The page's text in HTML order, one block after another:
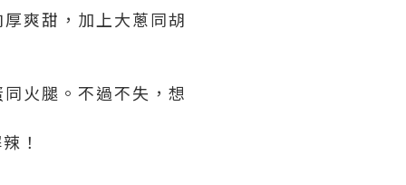
爽甜，加上大蔥同胡
火腿。不過不失，想
！